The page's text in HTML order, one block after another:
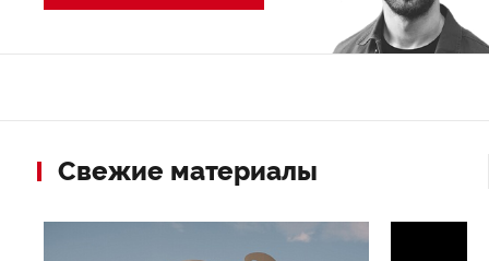
Свежие материалы